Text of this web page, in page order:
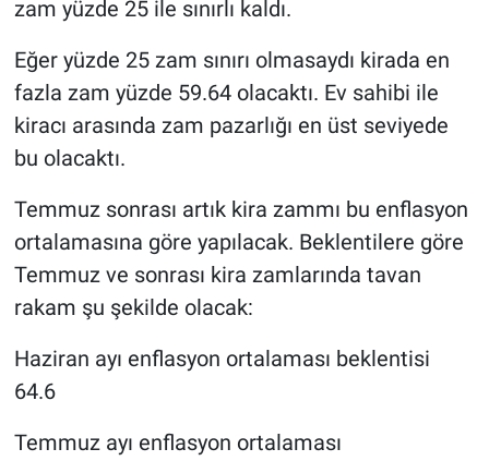
zam yüzde 25 ile sınırlı kaldı.
Eğer yüzde 25 zam sınırı olmasaydı kirada en
fazla zam yüzde 59.64 olacaktı. Ev sahibi ile
kiracı arasında zam pazarlığı en üst seviyede
bu olacaktı.
Temmuz sonrası artık kira zammı bu enflasyon
ortalamasına göre yapılacak. Beklentilere göre
Temmuz ve sonrası kira zamlarında tavan
rakam şu şekilde olacak:
Haziran ayı enflasyon ortalaması beklentisi
64.6
Temmuz ayı enflasyon ortalaması